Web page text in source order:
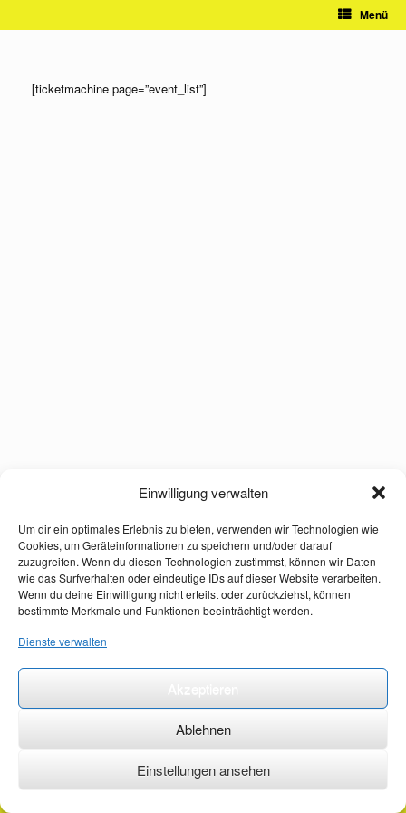
Einwilligung verwalten
Um dir ein optimales Erlebnis zu bieten, verwenden wir Technologien wie
Cookies, um Geräteinformationen zu speichern und/oder darauf
zuzugreifen. Wenn du diesen Technologien zustimmst, können wir Daten
wie das Surfverhalten oder eindeutige IDs auf dieser Website verarbeiten.
Wenn du deine Einwilligung nicht erteilst oder zurückziehst, können
bestimmte Merkmale und Funktionen beeinträchtigt werden.
Dienste verwalten
Ablehnen
Einstellungen ansehen
Menü
[ticketmachine page=”event_list”]
©2026 ·erstehilfekurs-mauch.de ·AGB ·Datenschutzerklärung ·Impressum ·